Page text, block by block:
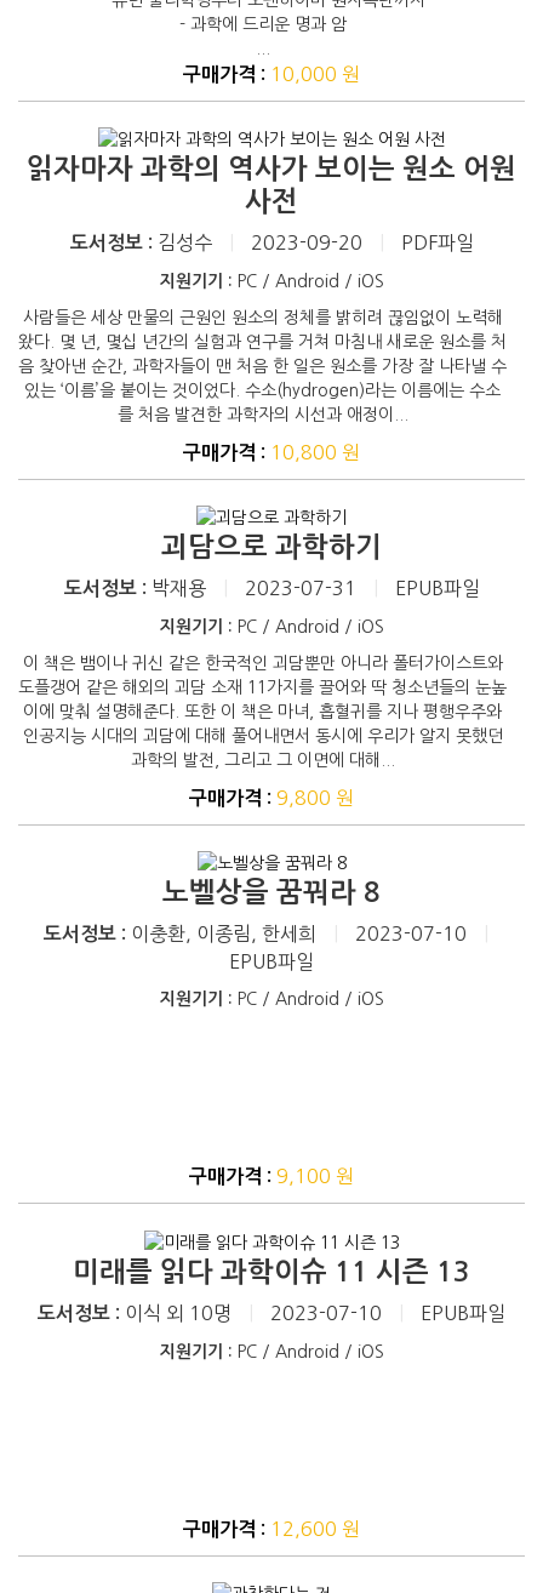
- 과학에 드리운 명과 암
구매가격 : 10,000 원
읽자마자 과학의 역사가 보이는 원소 어원
사전
도서정보 : 김성수 2023-09-20 PDF파일
지원기기 : PC / Android / iOS
사람들은 세상 만물의 근원인 원소의 정체를 밝히려 끊임없이 노력해
왔다. 몇 년, 몇십 년간의 실험과 연구를 거쳐 마침내 새로운 원소를 처
음 찾아낸 순간, 과학자들이 맨 처음 한 일은 원소를 가장 잘 나타낼 수
있는 ‘이름’을 붙이는 것이었다. 수소(hydrogen)라는 이름에는 수소
를 처음 발견한 과학자의 시선과 애정이...
구매가격 : 10,800 원
괴담으로 과학하기
도서정보 : 박재용 2023-07-31 EPUB파일
지원기기 : PC / Android / iOS
이 책은 뱀이나 귀신 같은 한국적인 괴담뿐만 아니라 폴터가이스트와
도플갱어 같은 해외의 괴담 소재 11가지를 끌어와 딱 청소년들의 눈높
이에 맞춰 설명해준다. 또한 이 책은 마녀, 흡혈귀를 지나 평행우주와
인공지능 시대의 괴담에 대해 풀어내면서 동시에 우리가 알지 못했던
과학의 발전, 그리고 그 이면에 대해...
구매가격 : 9,800 원
노벨상을 꿈꿔라 8
도서정보 : 이충환, 이종림, 한세희 2023-07-10
EPUB파일
지원기기 : PC / Android / iOS
구매가격 : 9,100 원
미래를 읽다 과학이슈 11 시즌 13
도서정보 : 이식 외 10명 2023-07-10 EPUB파일
지원기기 : PC / Android / iOS
구매가격 : 12,600 원